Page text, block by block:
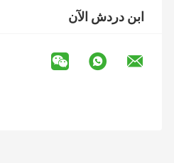
ابن دردش الآن